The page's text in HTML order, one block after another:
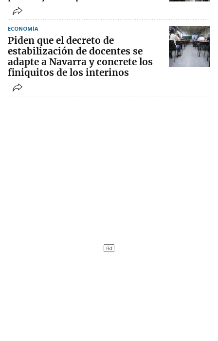
ECONOMÍA
Piden que el decreto de
estabilización de docentes se
adapte a Navarra y concrete los
finiquitos de los interinos